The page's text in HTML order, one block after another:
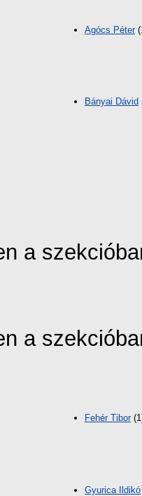
Agócs Péter
Bányai Dávid
a
a
Fehér Tibor
Gyurica Ildikó